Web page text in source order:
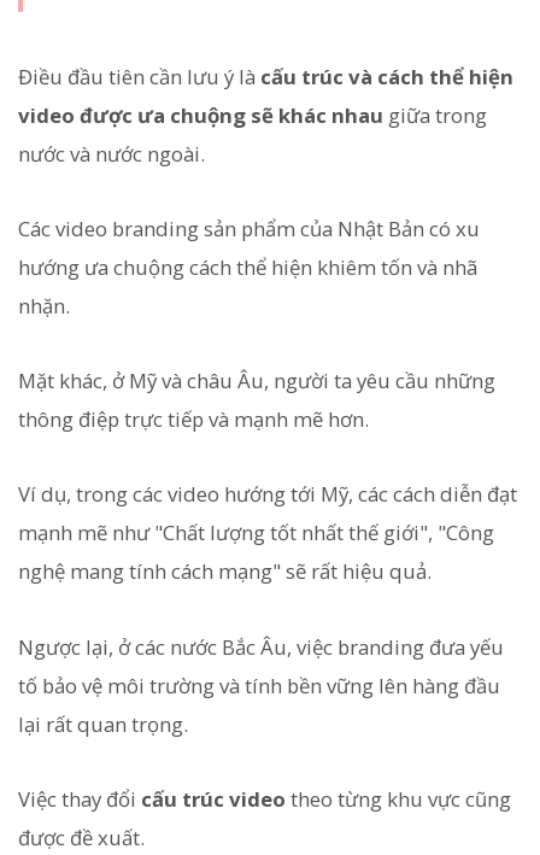
Điều đầu tiên cần lưu ý là cấu trúc và cách thể hiện
video được ưa chuộng sẽ khác nhau giữa trong
nước và nước ngoài.
Các video branding sản phẩm của Nhật Bản có xu
hướng ưa chuộng cách thể hiện khiêm tốn và nhã
nhặn.
Mặt khác, ở Mỹ và châu Âu, người ta yêu cầu những
thông điệp trực tiếp và mạnh mẽ hơn.
Ví dụ, trong các video hướng tới Mỹ, các cách diễn đạt
mạnh mẽ như "Chất lượng tốt nhất thế giới", "Công
nghệ mang tính cách mạng" sẽ rất hiệu quả.
Ngược lại, ở các nước Bắc Âu, việc branding đưa yếu
tố bảo vệ môi trường và tính bền vững lên hàng đầu
lại rất quan trọng.
Việc thay đổi cấu trúc video theo từng khu vực cũng
được đề xuất.